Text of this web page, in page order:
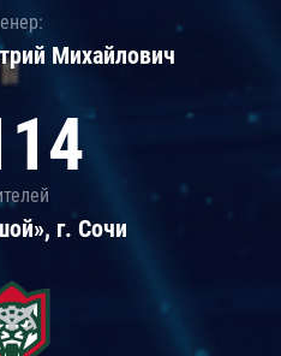
Михайлович
г. Сочи